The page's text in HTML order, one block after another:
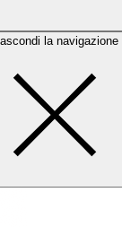
la navigazione